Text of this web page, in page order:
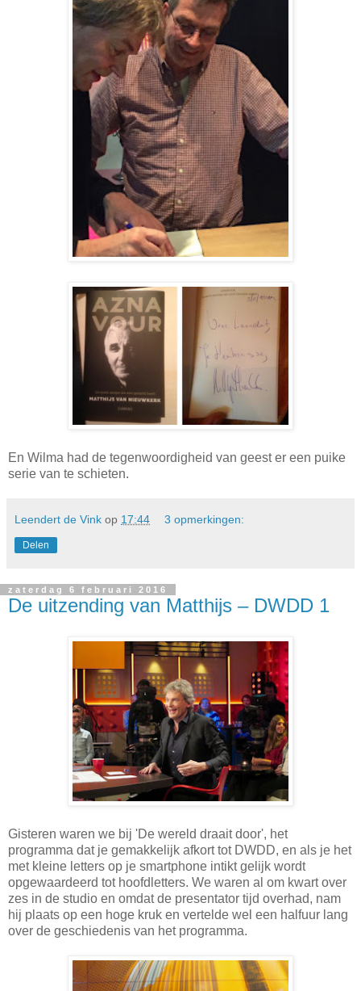
En Wilma had de tegenwoordigheid van geest er een puike
serie van te schieten.
Leendert de Vink op 17:44 3 opmerkingen:
Delen
zaterdag 6 februari 2016
De uitzending van Matthijs – DWDD 1
Gisteren waren we bij 'De wereld draait door', het
programma dat je gemakkelijk afkort tot DWDD, en als je het
met kleine letters op je smartphone intikt gelijk wordt
opgewaardeerd tot hoofdletters. We waren al om kwart over
zes in de studio en omdat de presentator tijd overhad, nam
hij plaats op een hoge kruk en vertelde wel een halfuur lang
over de geschiedenis van het programma.